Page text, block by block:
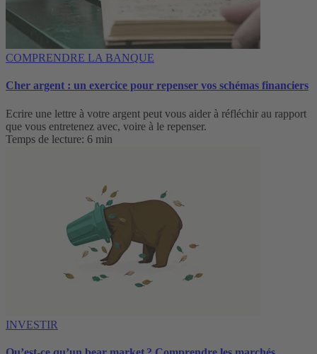
COMPRENDRE LA BANQUE
Cher argent : un exercice pour repenser vos schémas financiers
Ecrire une lettre à votre argent peut vous aider à réfléchir au rapport
que vous entretenez avec, voire à le repenser.
Temps de lecture: 6 min
INVESTIR